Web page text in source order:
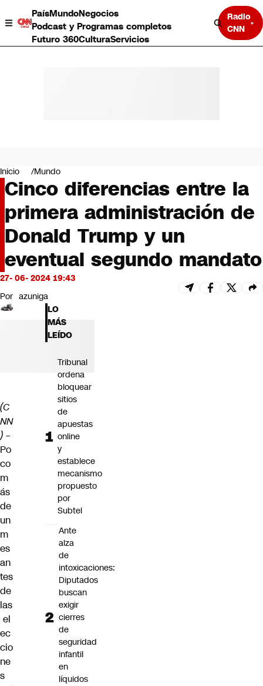
PaísMundoNegocios
Podcast y Programas completos
Futuro 360CulturaServicios
Radio
CNN
Negocios
Deportes
Programas completos
Cultura
Servicios
Bits
CNN tiempo
Futuro 360
Inicio Mundo
Cinco diferencias entre la
primera administración de
Donald Trump y un
eventual segundo mandato
27- 06- 2024 19:43
Por azuniga
(C
NN
) –
Po
co
m
ás
de
un
m
es
an
tes
de
las
el
ec
cio
ne
s
LO
MÁS
LEÍDO
Tribunal
ordena
bloquear
sitios
de
apuestas
online
y
establece
mecanismo
propuesto
por
Subtel
Ante
alza
de
intoxicaciones:
Diputados
buscan
exigir
cierres
de
seguridad
infantil
en
líquidos